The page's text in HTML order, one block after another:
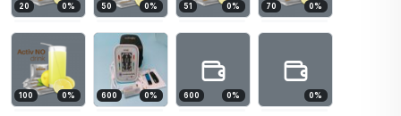
20 0% 50 0% 51 0% 70 0%
100 0% 600 0% 600 0% 0%